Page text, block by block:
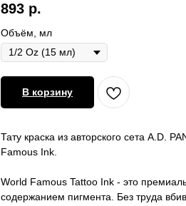
893 р.
Объём, мл
В корзину
Тату краска из авторского сета A.D.
Famous Ink.
World Famous Tattoo Ink - это
содержанием пигмента. Без труда